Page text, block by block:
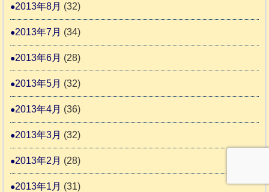
2013年8月 (32)
2013年7月 (34)
2013年6月 (28)
2013年5月 (32)
2013年4月 (36)
2013年3月 (32)
2013年2月 (28)
2013年1月 (31)